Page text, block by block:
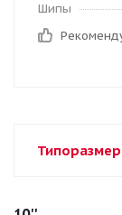
Шипы